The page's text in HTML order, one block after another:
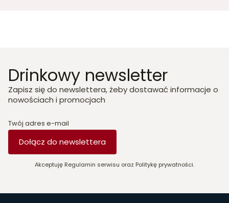
Drinkowy newsletter
Zapisz się do newslettera, żeby dostawać informacje o
nowościach i promocjach
Twój adres e-mail
Dołącz do newslettera
Akceptuję Regulamin serwisu oraz Politykę prywatności.